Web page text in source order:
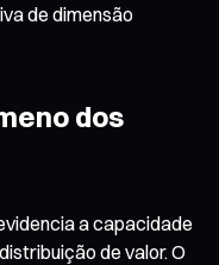
de dimensão
dos
a capacidade
de valor. O